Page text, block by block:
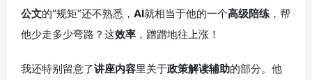
公文的“规矩”还不熟悉， AI就相当于他的一个高级陪练 ，帮
他少走多少弯路？这效率 ，蹭蹭地往上涨！
我还特别留意了讲座内容里关于政策解读辅助的部分。他